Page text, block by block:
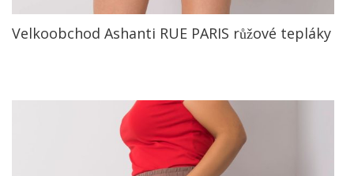
Velkoobchod Ashanti RUE PARIS růžové tepláky